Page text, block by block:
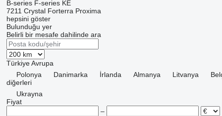
B-series F-series KE
7211 Crystal Forterra Proxima
hepsini göster
Bulunduğu yer
Belirli bir mesafe dahilinde ara
Türkiye Avrupa
Polonya
Danimarka İrlanda Almanya Litvanya
diğerleri
Ukrayna
Fiyat
–